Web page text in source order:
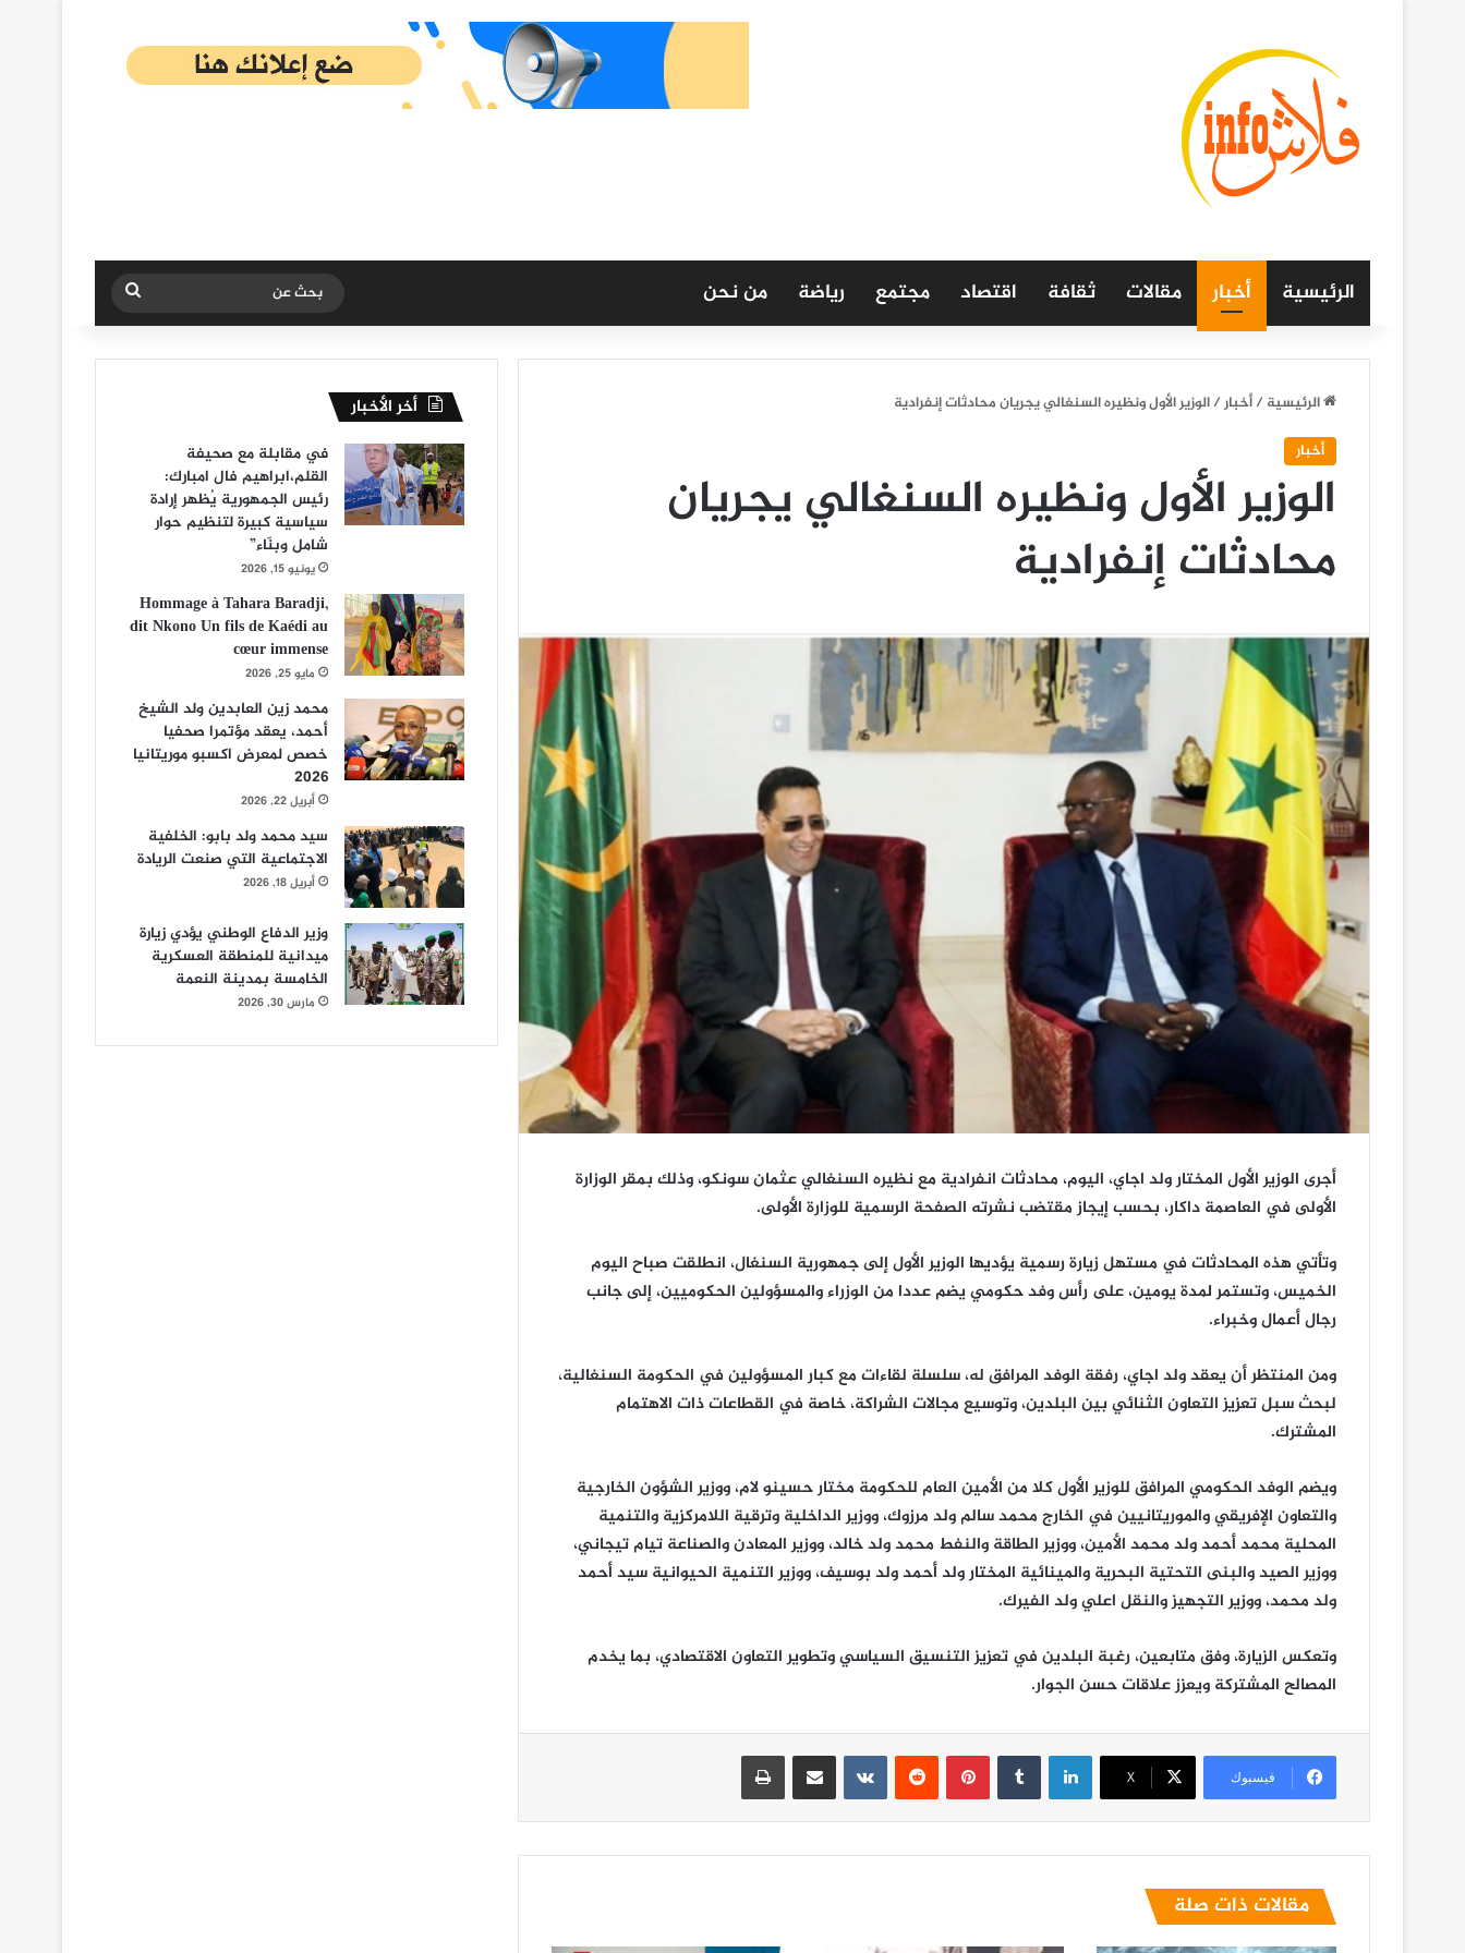
الرئيسية أخبار مقالات ثقافة اقتصاد مجتمع رياضة من نحن
بحث
عن
الرئيسية/أخبار/الوزير الأول ونظيره السنغالي يجريان محادثات إنفرادية
أخبار
الوزير الأول ونظيره السنغالي يجريان
محادثات إنفرادية
أجرى الوزير الأول المختار ولد اجاي، اليوم، محادثات انفرادية مع نظيره السنغالي عثمان سونكو، وذلك بمقر الوزارة
الأولى في العاصمة داكار، بحسب إيجاز مقتضب نشرته الصفحة الرسمية للوزارة الأولى.
وتأتي هذه المحادثات في مستهل زيارة رسمية يؤديها الوزير الأول إلى جمهورية السنغال، انطلقت صباح اليوم
الخميس، وتستمر لمدة يومين، على رأس وفد حكومي يضم عددا من الوزراء والمسؤولين الحكوميين، إلى جانب
رجال أعمال وخبراء.
ومن المنتظر أن يعقد ولد اجاي، رفقة الوفد المرافق له، سلسلة لقاءات مع كبار المسؤولين في الحكومة السنغالية،
لبحث سبل تعزيز التعاون الثنائي بين البلدين، وتوسيع مجالات الشراكة، خاصة في القطاعات ذات الاهتمام
المشترك.
ويضم الوفد الحكومي المرافق للوزير الأول كلا من الأمين العام للحكومة مختار حسينو لام، ووزير الشؤون الخارجية
والتعاون الإفريقي والموريتانيين في الخارج محمد سالم ولد مرزوك، ووزير الداخلية وترقية اللامركزية والتنمية
المحلية محمد أحمد ولد محمد الأمين، ووزير الطاقة والنفط محمد ولد خالد، ووزير المعادن والصناعة تيام تيجاني،
ووزير الصيد والبنى التحتية البحرية والمينائية المختار ولد أحمد ولد بوسيف، ووزير التنمية الحيوانية سيد أحمد
ولد محمد، ووزير التجهيز والنقل اعلي ولد الفيرك.
وتعكس الزيارة، وفق متابعين، رغبة البلدين في تعزيز التنسيق السياسي وتطوير التعاون الاقتصادي، بما يخدم
المصالح المشتركة ويعزز علاقات حسن الجوار.
فيسبوك X
لينكدإن بينتيريست مشاركة عبر البريد طباعة
مقالات ذات صلة
أخر الأخبار
في مقابلة مع صحيفة
القلم،ابراهيم فال امبارك:
رئيس الجمهورية يُظهر إرادة
سياسية كبيرة لتنظيم حوار
شامل وبنّاء”
يونيو 15, 2026
Hommage à Tahara Baradji,
dit Nkono Un fils de Kaédi au
cœur immense
مايو 25, 2026
محمد زين العابدين ولد الشيخ
أحمد، يعقد مؤتمرا صحفيا
خصص لمعرض اكسبو موريتانيا
2026
أبريل 22, 2026
سيد محمد ولد بابو: الخلفية
الاجتماعية التي صنعت الريادة
أبريل 18, 2026
وزير الدفاع الوطني يؤدي زيارة
ميدانية للمنطقة العسكرية
الخامسة بمدينة النعمة
مارس 30, 2026